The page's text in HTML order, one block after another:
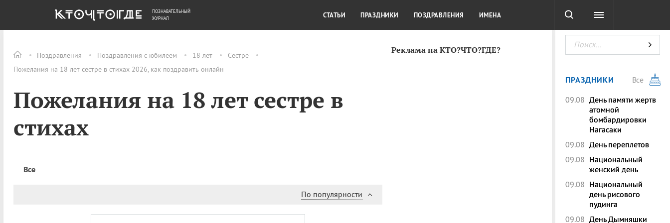
Поздравления Поздравления с юбилеем 18 лет
Сестре
Пожелания на 18 лет сестре в стихах 2026, как поздравить онлайн
Пожелания на 18 лет сестре в
стихах
Все
По популярности
Реклама на КТО?ЧТО?ГДЕ?
ОБЩЕСТВО ДЕНЬГИ КУЛЬТУРА КРАСОТА ТЕСТЫ
ПОЗНАВАТЕЛЬНЫЙ
ЖУРНАЛ
СТАТЬИ ПРАЗДНИКИ ПОЗДРАВЛЕНИЯ ИМЕНА
ПРАЗДНИКИ
Все
09.08 День памяти жертв
атомной
бомбардировки
Нагасаки
09.08 День переплетов
09.08 Национальный
женский день
09.08 Национальный
день рисового
пудинга
09.08 День Дымняшки